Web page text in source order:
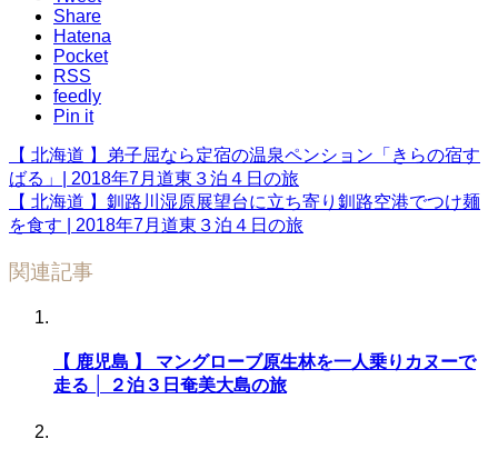
Share
Hatena
Pocket
RSS
feedly
Pin it
【 北海道 】弟子屈なら定宿の温泉ペンション「きらの宿す
ばる」| 2018年7月道東３泊４日の旅
【 北海道 】釧路川湿原展望台に立ち寄り釧路空港でつけ麺
を食す | 2018年7月道東３泊４日の旅
関連記事
【 鹿児島 】 マングローブ原生林を一人乗りカヌーで
走る │ ２泊３日奄美大島の旅